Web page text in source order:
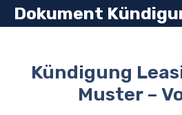
Zum
InhaltDokument
Kündigung
Muster –